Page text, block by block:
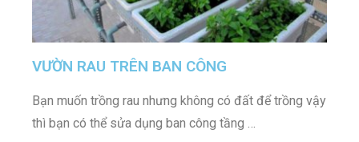
VƯỜN RAU TRÊN BAN CÔNG
Bạn muốn trồng rau nhưng không có đất để trồng vậy
thì bạn có thể sửa dụng ban công tầng …